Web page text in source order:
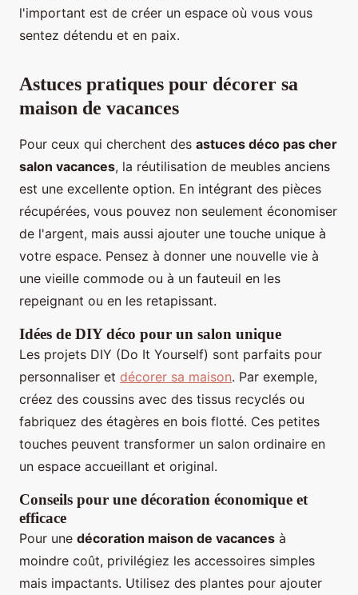
l'important est de créer un espace où vous vous
sentez détendu et en paix.
Astuces pratiques pour décorer sa
maison de vacances
Pour ceux qui cherchent des astuces déco pas cher
salon vacances, la réutilisation de meubles anciens
est une excellente option. En intégrant des pièces
récupérées, vous pouvez non seulement économiser
de l'argent, mais aussi ajouter une touche unique à
votre espace. Pensez à donner une nouvelle vie à
une vieille commode ou à un fauteuil en les
repeignant ou en les retapissant.
Idées de DIY déco pour un salon unique
Les projets DIY (Do It Yourself) sont parfaits pour
personnaliser et décorer sa maison. Par exemple,
créez des coussins avec des tissus recyclés ou
fabriquez des étagères en bois flotté. Ces petites
touches peuvent transformer un salon ordinaire en
un espace accueillant et original.
Conseils pour une décoration économique et
efficace
Pour une décoration maison de vacances à
moindre coût, privilégiez les accessoires simples
mais impactants. Utilisez des plantes pour ajouter